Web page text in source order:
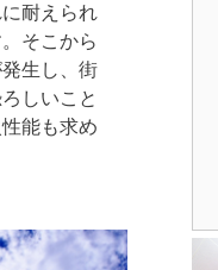
耐えられ
そこから
生し、街
しいこと
能も求め